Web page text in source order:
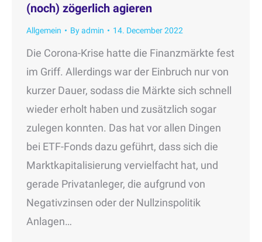
(noch) zögerlich agieren
Allgemein Byadmin 14. December 2022
Die Corona-Krise hatte die Finanzmärkte fest
im Griff. Allerdings war der Einbruch nur von
kurzer Dauer, sodass die Märkte sich schnell
wieder erholt haben und zusätzlich sogar
zulegen konnten. Das hat vor allen Dingen
bei ETF-Fonds dazu geführt, dass sich die
Marktkapitalisierung vervielfacht hat, und
gerade Privatanleger, die aufgrund von
Negativzinsen oder der Nullzinspolitik
Anlagen…